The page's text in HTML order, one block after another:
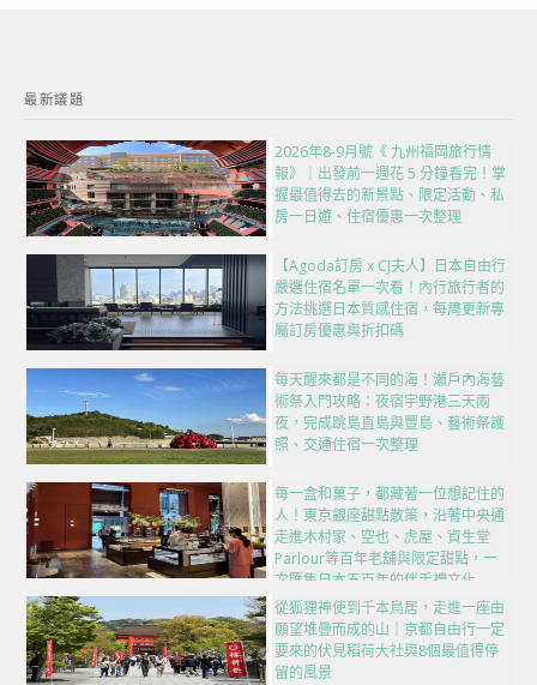
最新議題
2026年8-9月號《 九州福岡旅行情
報》｜出發前一週花 5 分鐘看完！掌
握最值得去的新景點、限定活動、私
房一日遊、住宿優惠一次整理
【Agoda訂房 x CJ夫人】日本自由行
嚴選住宿名單一次看！內行旅行者的
方法挑選日本質感住宿，每周更新專
屬訂房優惠與折扣碼
每天醒來都是不同的海！瀨戶內海藝
術祭入門攻略：夜宿宇野港三天兩
夜，完成跳島直島與豐島、藝術祭護
照、交通住宿一次整理
每一盒和菓子，都藏著一位想記住的
人！東京銀座甜點散策，沿著中央通
走進木村家、空也、虎屋、資生堂
Parlour等百年老舖與限定甜點，一
次匯集日本五百年的伴手禮文化
從狐狸神使到千本鳥居，走進一座由
願望堆疊而成的山｜京都自由行一定
要來的伏見稻荷大社與8個最值得停
留的風景